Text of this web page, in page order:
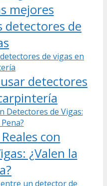
mejores
detectores de
detectores
con
¿Valen la